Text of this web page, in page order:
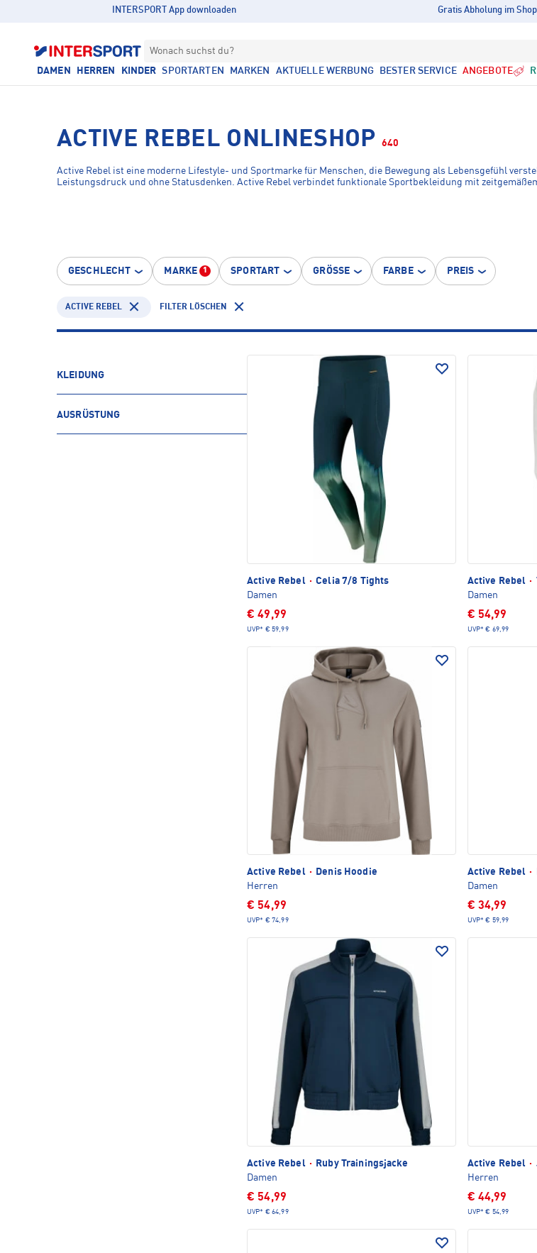
INTERSPORT App downloaden Gratis Abholung im Shop
Wonach suchst du?
DAMEN HERREN KINDER SPORTARTEN MARKEN AKTUELLE WERBUNG BESTER SERVICE ANGEBOTE
ACTIVE REBEL ONLINESHOP 640
Active Rebel ist eine moderne Lifestyle- und Sportmarke für Menschen, die Bewegung als Lebensgefühl
Leistungsdruck und ohne Statusdenken. Active Rebel verbindet funktionale Sportbekleidung mit
GESCHLECHT MARKE 1 SPORTART GRÖSSE FARBE PREIS
ACTIVE REBEL FILTER LÖSCHEN
KLEIDUNG
AUSRÜSTUNG
Active Rebel · Celia 7/8 Tights
Damen
€ 49,99
UVP* € 59,99
Active Rebel ·
Damen
€ 54,99
UVP* € 69,99
Active Rebel ·
Denis Hoodie
Herren
€ 54,99
UVP* € 74,99
Active Rebel ·
Damen
€ 34,99
UVP* € 59,99
Active Rebel ·
Ruby Trainingsjacke
Damen
€ 54,99
UVP* € 64,99
Active Rebel ·
Herren
€ 44,99
UVP* € 54,99